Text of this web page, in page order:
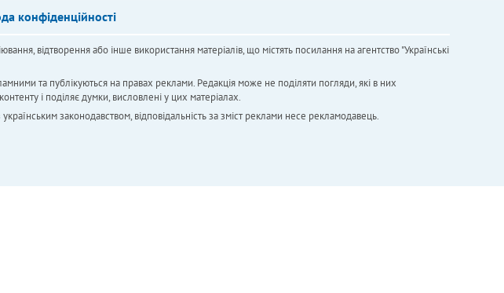
конфіденційності
відтворення або інше використання матеріалів, що містять посилання на агентство "Українськi
та публікуються на правах реклами. Редакція може не поділяти погляди, які в них
і поділяє думки, висловлені у цих матеріалах.
законодавством, відповідальність за зміст реклами несе рекламодавець.